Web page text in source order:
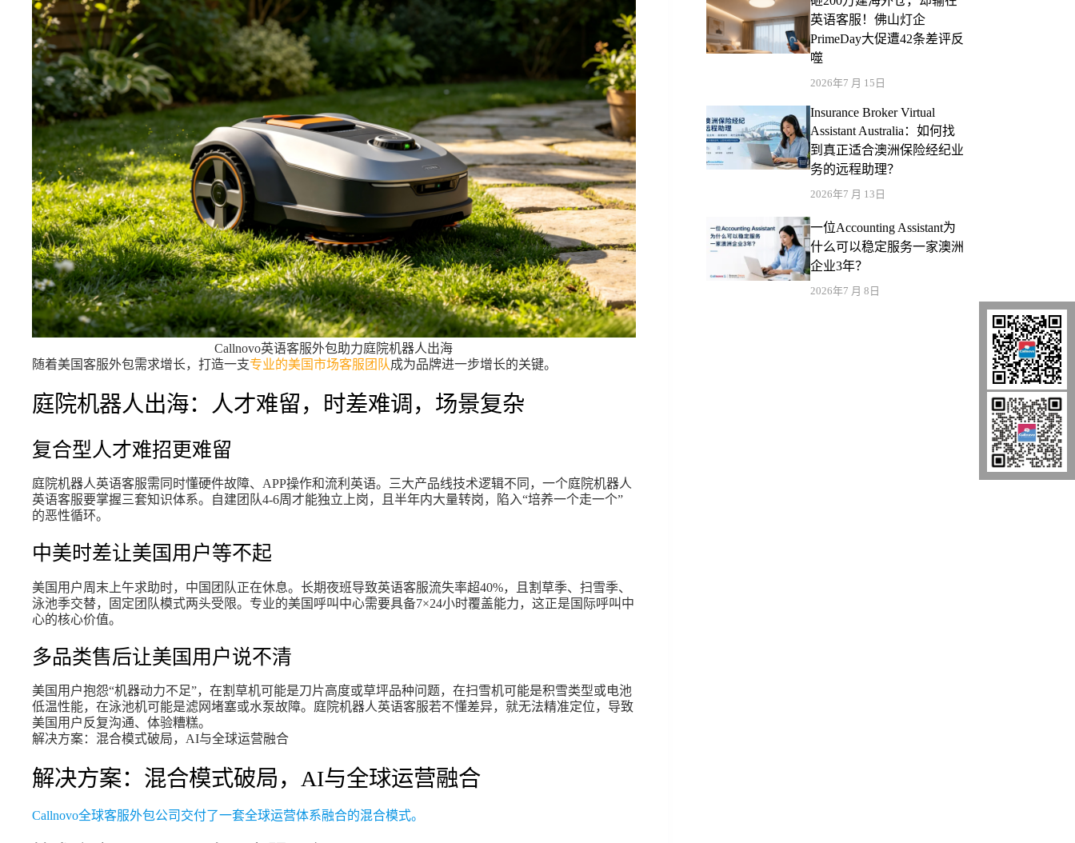
Callnovo英语客服外包助力庭院机器人出海
随着美国客服外包需求增长，打造一支专业的美国市场客服团队成为品牌进一步增长的关键。
庭院机器人出海：人才难留，时差难调，场景复杂
复合型人才难招更难留
庭院机器人英语客服需同时懂硬件故障、APP操作和流利英语。三大产品线技术逻辑不同，一个庭院机器人
英语客服要掌握三套知识体系。自建团队4-6周才能独立上岗，且半年内大量转岗，陷入“培养一个走一个”
的恶性循环。
中美时差让美国用户等不起
美国用户周末上午求助时，中国团队正在休息。长期夜班导致英语客服流失率超40%，且割草季、扫雪季、
泳池季交替，固定团队模式两头受限。专业的美国呼叫中心需要具备7×24小时覆盖能力，这正是国际呼叫中
心的核心价值。
多品类售后让美国用户说不清
美国用户抱怨“机器动力不足”，在割草机可能是刀片高度或草坪品种问题，在扫雪机可能是积雪类型或电池
低温性能，在泳池机可能是滤网堵塞或水泵故障。庭院机器人英语客服若不懂差异，就无法精准定位，导致
美国用户反复沟通、体验糟糕。
解决方案：混合模式破局，AI与全球运营融合
解决方案：混合模式破局，AI与全球运营融合
Callnovo全球客服外包公司交付了一套全球运营体系融合的混合模式。
英语客服！佛山灯企
PrimeDay大促遭42条差评反
噬
2026年7 月 15日
Insurance Broker Virtual
Assistant Australia：如何找
到真正适合澳洲保险经纪业
务的远程助理？
2026年7 月 13日
一位Accounting Assistant为
什么可以稳定服务一家澳洲
企业3年？
2026年7 月 8日